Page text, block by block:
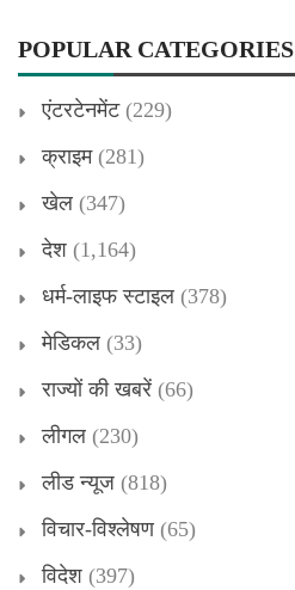
POPULAR CATEGORIES
एंटरटेनमेंट(229)
क्राइम(281)
खेल (347)
देश (1,164)
धर्म-लाइफ स्टाइल (378)
मेडिकल (33)
राज्यों की खबरें (66)
लीगल (230)
लीड न्यूज (818)
विचार-विश्लेषण(65)
विदेश (397)